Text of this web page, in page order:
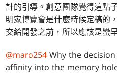
計的引導。創意團隊覺得這點
明家博覽會是什麼時候定稿的
交給開發之前，所以應該是蠻
@maro254 Why the
affinity into the memory